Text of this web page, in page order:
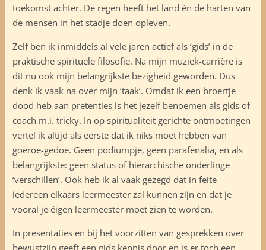
toekomst achter. De regen heeft het land én de harten van
de mensen in het stadje doen opleven.
Zelf ben ik inmiddels al vele jaren actief als ‘gids’ in de
praktische spirituele filosofie. Na mijn muziek-carrière is
dit nu ook mijn belangrijkste bezigheid geworden. Dus
denk ik vaak na over mijn ‘taak’. Omdat ik een broertje
dood heb aan pretenties is het jezelf benoemen als gids of
coach m.i. tricky. In op spiritualiteit gerichte ontmoetingen
vertel ik altijd als eerste dat ik niks moet hebben van
goeroe-gedoe. Geen podiumpje, geen parafenalia, en als
belangrijkste: geen status of hiërarchische onderlinge
‘verschillen’. Ook heb ik al vaak gezegd dat in feite
iedereen elkaars leermeester zal kunnen zijn en dat je
vooral je éigen leermeester moet zien te worden.
In presentaties en bij het voorzitten van gesprekken over